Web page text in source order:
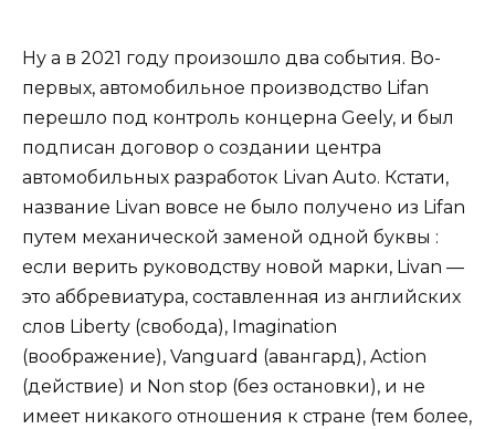
Ну а в 2021 году произошло два события. Во-
первых, автомобильное производство Lifan
перешло под контроль концерна Geely, и был
подписан договор о создании центра
автомобильных разработок Livan Auto. Кстати,
название Livan вовсе не было получено из Lifan
путем механической заменой одной буквы :
если верить руководству новой марки, Livan —
это аббревиатура, составленная из английских
слов Liberty (свобода), Imagination
(воображение), Vanguard (авангард), Action
(действие) и Non stop (без остановки), и не
имеет никакого отношения к стране (тем более,